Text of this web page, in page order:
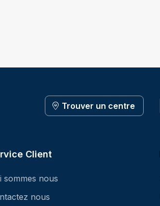
Trouver un centre
Client
sommes nous
nous